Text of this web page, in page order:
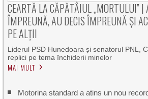
CEARTĂ LA CĂPĂTÂIUL „MORTULUI” |
ÎMPREUNĂ, AU DECIS ÎMPREUNĂ ȘI
PE ALȚII
Liderul PSD Hunedoara și senatorul PNL,
replici pe tema închiderii minelor
MAI MULT
Motorina standard a atins un nou